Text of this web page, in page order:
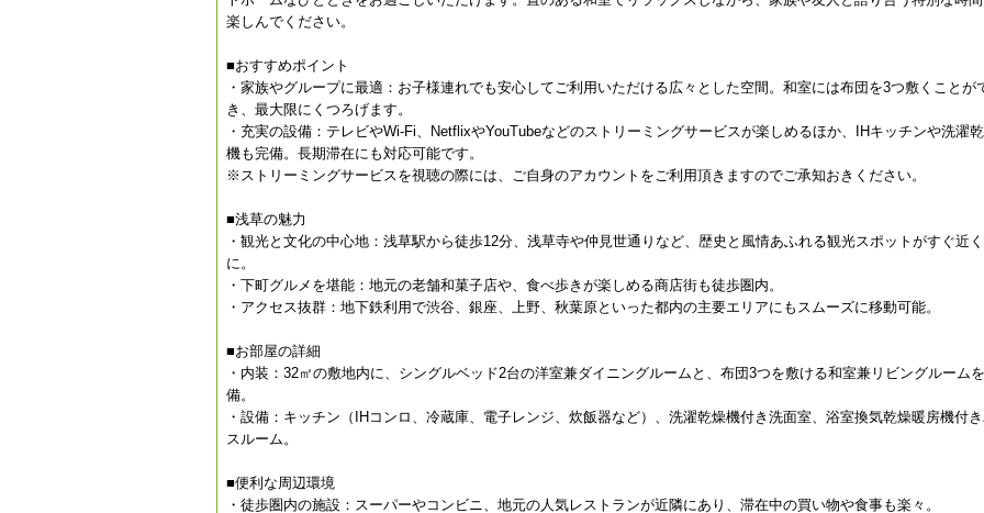
楽しんでください。
■おすすめポイント
・家族やグループに最適：お子様連れでも安心してご利用いただける広々とした空間。和室には布団を3つ敷くことが
き、最大限にくつろげます。
・充実の設備：テレビやWi-Fi、NetflixやYouTubeなどのストリーミングサービスが楽しめるほか、IHキッチンや洗濯
機も完備。長期滞在にも対応可能です。
※ストリーミングサービスを視聴の際には、ご自身のアカウントをご利用頂きますのでご承知おきください。
■浅草の魅力
・観光と文化の中心地：浅草駅から徒歩12分、浅草寺や仲見世通りなど、歴史と風情あふれる観光スポットがすぐ近く
に。
・下町グルメを堪能：地元の老舗和菓子店や、食べ歩きが楽しめる商店街も徒歩圏内。
・アクセス抜群：地下鉄利用で渋谷、銀座、上野、秋葉原といった都内の主要エリアにもスムーズに移動可能。
■お部屋の詳細
・内装：32㎡の敷地内に、シングルベッド2台の洋室兼ダイニングルームと、布団3つを敷ける和室兼リビングルーム
備。
・設備：キッチン（IHコンロ、冷蔵庫、電子レンジ、炊飯器など）、洗濯乾燥機付き洗面室、浴室換気乾燥暖房機付
スルーム。
■便利な周辺環境
・徒歩圏内の施設：スーパーやコンビニ、地元の人気レストランが近隣にあり、滞在中の買い物や食事も楽々。